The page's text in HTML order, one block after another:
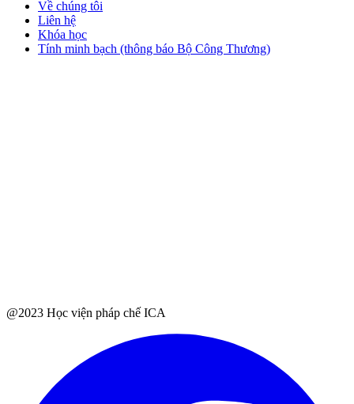
Về chúng tôi
Liên hệ
Khóa học
Tính minh bạch (thông báo Bộ Công Thương)
@2023 Học viện pháp chế ICA